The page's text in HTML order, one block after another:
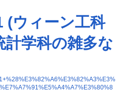
(ウィーン工科
学科の雑多な